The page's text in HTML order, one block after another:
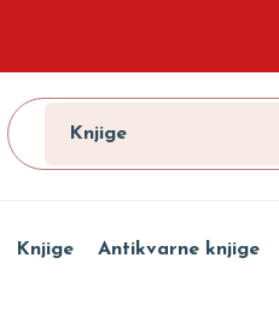
Knjige
Knjige Antikvarne knjige